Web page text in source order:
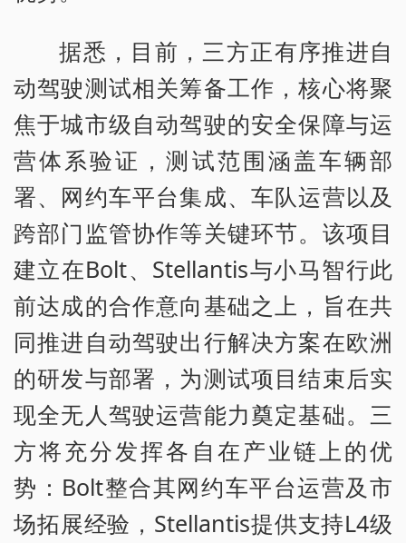
据悉，目前，三方正有序推进自
动驾驶测试相关筹备工作，核心将聚
焦于城市级自动驾驶的安全保障与运
营体系验证，测试范围涵盖车辆部
署、网约车平台集成、车队运营以及
跨部门监管协作等关键环节。该项目
建立在Bolt、Stellantis与小马智行此
前达成的合作意向基础之上，旨在共
同推进自动驾驶出行解决方案在欧洲
的研发与部署，为测试项目结束后实
现全无人驾驶运营能力奠定基础。三
方将充分发挥各自在产业链上的优
势：Bolt整合其网约车平台运营及市
场拓展经验，Stellantis提供支持L4级